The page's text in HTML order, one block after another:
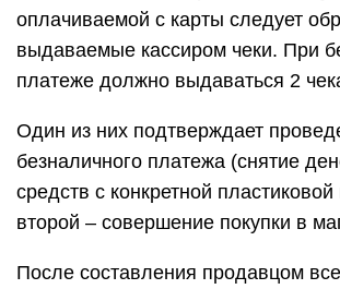
оплачиваемой с карты следует
выдаваемые кассиром чеки. При
платеже должно выдаваться 2
Один из них подтверждает
безналичного платежа (снятие
средств с конкретной
второй – совершение покупки в
После составления продавцом